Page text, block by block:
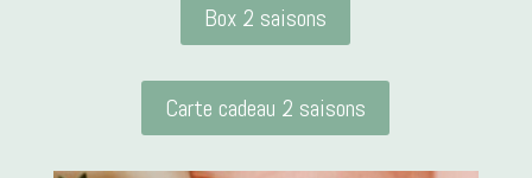
Box 2 saisons
Carte cadeau 2 saisons